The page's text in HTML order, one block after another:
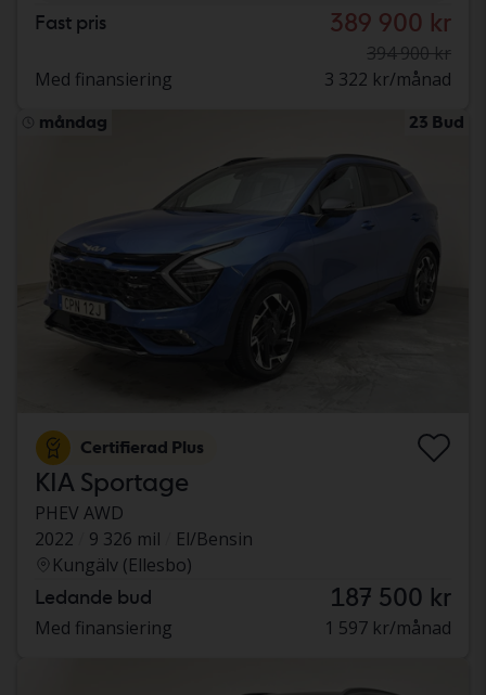
Fast pris 389 900 kr
394 900 kr
Med finansiering
3 322 kr/månad
måndag 23 Bud
Certifierad Plus
KIA Sportage
PHEV AWD
2022
9 326 mil
El/Bensin
Kungälv (Ellesbo)
Ledande bud 187 500 kr
Med finansiering 1 597 kr/månad